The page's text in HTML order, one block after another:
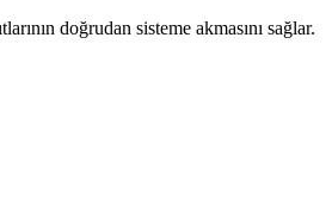
doğrudan sisteme akmasını sağlar.